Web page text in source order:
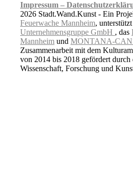
Impressum –
2026 Stadt.Wand.Kunst - Ein
Feuerwache Mannheim,
Unternehmensgruppe GmbH , das
Mannheim und MONTANA-
Zusammenarbeit mit dem
von 2014 bis 2018 gefördert
Wissenschaft, Forschung und